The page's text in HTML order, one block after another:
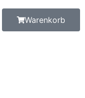
Warenkorb